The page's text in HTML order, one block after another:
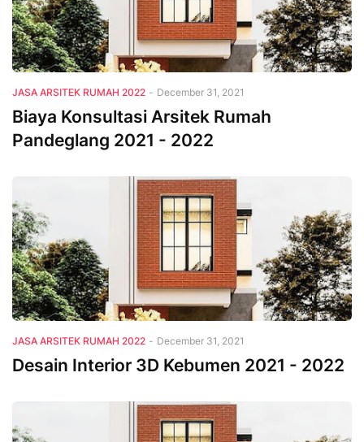
JASA ARSITEK RUMAH 2022 - December 31, 2021
Biaya Konsultasi Arsitek Rumah
Pandeglang 2021 - 2022
JASA ARSITEK RUMAH 2022 - December 31, 2021
Desain Interior 3D Kebumen 2021 - 2022